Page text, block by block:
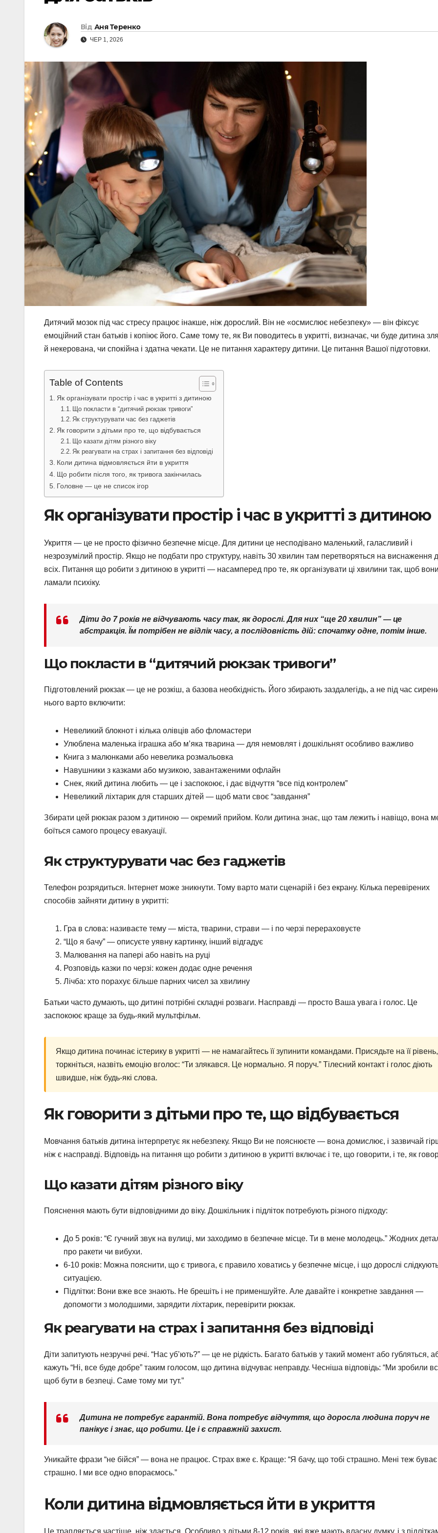
Від Аня Теренко
ЧЕР 1, 2026
Дитячий мозок під час стресу працює інакше, ніж дорослий. Він не «осмислює небезпеку» — він фіксує
емоційний стан батьків і копіює його. Саме тому те, як Ви поводитесь в укритті, визначає, чи буде дитина
й некерована, чи спокійна і здатна чекати. Це не питання характеру дитини. Це питання Вашої підготовки.
Table of Contents
Як організувати простір і час в укритті з дитиною
Що покласти в “дитячий рюкзак тривоги”
Як структурувати час без гаджетів
Як говорити з дітьми про те, що відбувається
Що казати дітям різного віку
Як реагувати на страх і запитання без відповіді
Коли дитина відмовляється йти в укриття
Що робити після того, як тривога закінчилась
Головне — це не список ігор
Як організувати простір і час в укритті з дитиною
Укриття — це не просто фізично безпечне місце. Для дитини це несподівано маленький, галасливий і
незрозумілий простір. Якщо не подбати про структуру, навіть 30 хвилин там перетворяться на виснаження
всіх. Питання що робити з дитиною в укритті — насамперед про те, як організувати ці хвилини так, щоб
ламали психіку.
Діти до 7 років не відчувають часу так, як дорослі. Для них “ще 20 хвилин” — це
абстракція. Їм потрібен не відлік часу, а послідовність дій: спочатку одне, потім інше.
Що покласти в “дитячий рюкзак тривоги”
Підготовлений рюкзак — це не розкіш, а базова необхідність. Його збирають заздалегідь, а не під час
нього варто включити:
Невеликий блокнот і кілька олівців або фломастери
Улюблена маленька іграшка або м’яка тварина — для немовлят і дошкільнят особливо важливо
Книга з малюнками або невелика розмальовка
Навушники з казками або музикою, завантаженими офлайн
Снек, який дитина любить — це і заспокоює, і дає відчуття “все під контролем”
Невеликий ліхтарик для старших дітей — щоб мати своє “завдання”
Збирати цей рюкзак разом з дитиною — окремий прийом. Коли дитина знає, що там лежить і навіщо, вона
боїться самого процесу евакуації.
Як структурувати час без гаджетів
Телефон розрядиться. Інтернет може зникнути. Тому варто мати сценарій і без екрану. Кілька перевірених
способів зайняти дитину в укритті:
Гра в слова: називаєте тему — міста, тварини, страви — і по черзі перераховуєте
“Що я бачу” — описуєте уявну картинку, інший відгадує
Малювання на папері або навіть на руці
Розповідь казки по черзі: кожен додає одне речення
Лічба: хто порахує більше парних чисел за хвилину
Батьки часто думають, що дитині потрібні складні розваги. Насправді — просто Ваша увага і голос. Це
заспокоює краще за будь-який мультфільм.
Якщо дитина починає істерику в укритті — не намагайтесь її зупинити командами. Присядьте на її рівень,
торкніться, назвіть емоцію вголос: “Ти злякався. Це нормально. Я поруч.” Тілесний контакт і голос діють
швидше, ніж будь-які слова.
Як говорити з дітьми про те, що відбувається
Мовчання батьків дитина інтерпретує як небезпеку. Якщо Ви не пояснюєте — вона домислює, і зазвичай
ніж є насправді. Відповідь на питання що робити з дитиною в укритті включає і те, що говорити, і те, як
Що казати дітям різного віку
Пояснення мають бути відповідними до віку. Дошкільник і підліток потребують різного підходу:
До 5 років: “Є гучний звук на вулиці, ми заходимо в безпечне місце. Ти в мене молодець.” Жодних
про ракети чи вибухи.
6-10 років: Можна пояснити, що є тривога, є правило ховатись у безпечне місце, і що дорослі
ситуацією.
Підлітки: Вони вже все знають. Не брешіть і не применшуйте. Але давайте і конкретне завдання —
допомогти з молодшими, зарядити ліхтарик, перевірити рюкзак.
Як реагувати на страх і запитання без відповіді
Діти запитують незручні речі. “Нас уб’ють?” — це не рідкість. Багато батьків у такий момент або губляться,
кажуть “Ні, все буде добре” таким голосом, що дитина відчуває неправду. Чесніша відповідь: “Ми зробили
щоб бути в безпеці. Саме тому ми тут.”
Дитина не потребує гарантій. Вона потребує відчуття, що доросла людина поруч не
панікує і знає, що робити. Це і є справжній захист.
Уникайте фрази “не бійся” — вона не працює. Страх вже є. Краще: “Я бачу, що тобі страшно. Мені теж буває
страшно. І ми все одно впораємось.”
Коли дитина відмовляється йти в укриття